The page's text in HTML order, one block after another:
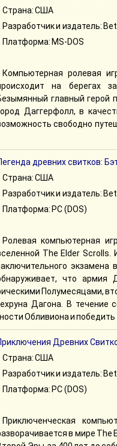
Страна: США
Разработчик и издатель:
Платформа: MS-DOS
Компьютерная ролевая
на берегах
главный герой
Даггерфолл, в
свободно
древних свитков:
Страна: США
Разработчик и издатель:
Платформа: PC (DOS)
Ролевая компьютерная
The Elder Scrolls.
экзамена
что армия
Полумесяцами,
Дагона. В течение
Обливиона и
Древних
Страна: США
Разработчик и издатель:
Платформа: PC (DOS)
Приключенческая
в мире The